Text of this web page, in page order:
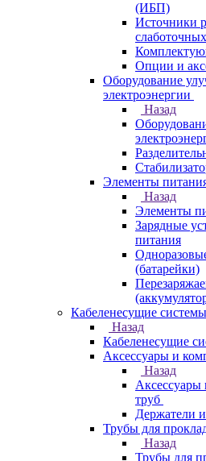
(ИБП)
Источники
Опции и
Оборудование
электроэнергии
Назад
Элементы
Назад
Элементы
Зарядные
питания
(батарейки)
Кабеленесущие системы
Назад
Кабеленесущие
Аксессуары и
Назад
труб
Держатели
Трубы для
Назад
Трубы для